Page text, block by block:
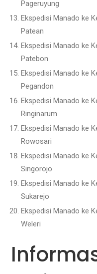
Pageruyung
Ekspedisi Manado ke
Patean
Ekspedisi Manado ke
Patebon
Ekspedisi Manado ke
Pegandon
Ekspedisi Manado ke
Ringinarum
Ekspedisi Manado ke
Rowosari
Ekspedisi Manado ke
Singorojo
Ekspedisi Manado ke
Sukarejo
Ekspedisi Manado ke
Weleri